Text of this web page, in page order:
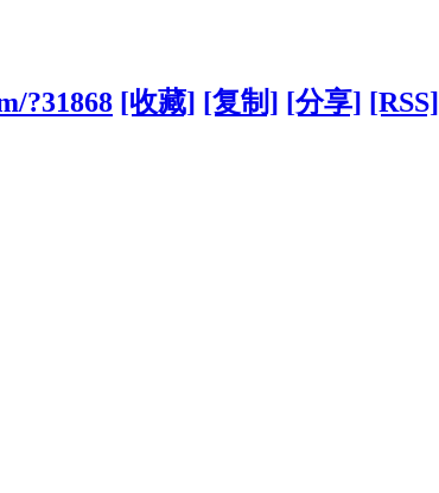
?31868 [收藏] [复制] [分享] [RSS]